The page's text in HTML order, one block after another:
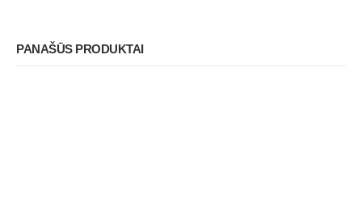
PANAŠŪS PRODUKTAI